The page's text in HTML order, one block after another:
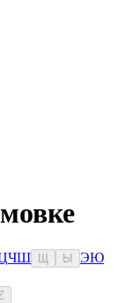
ЧШ Ы ЭЮ